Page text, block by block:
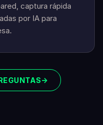
captura rápida
por IA para
→